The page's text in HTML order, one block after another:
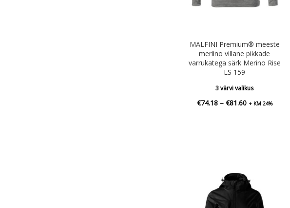
MALFINI Premium® meeste
meriino villane pikkade
varrukatega särk Merino Rise
LS 159
3 värvi valikus
€74.18 – €81.60Hinnavahemik:
+ KM 24%